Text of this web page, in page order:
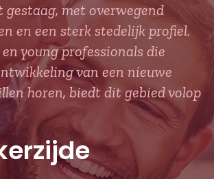
met overwegend
en een sterk stedelijk profiel.
young professionals die
van een nieuwe
horen, biedt dit gebied volop